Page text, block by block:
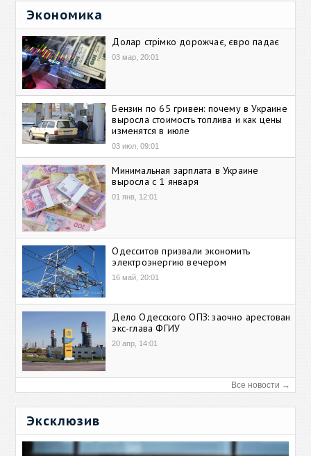
Экономика
Долар стрімко дорожчає, євро падає
03 мар, 20:01
Бензин по 65 гривен: почему в Украине
выросла стоимость топлива и как цены
изменятся в июле
03 июл, 09:01
Минимальная зарплата в Украине
выросла с 1 января
01 янв, 12:01
Одесситов призвали экономить
электроэнергию вечером
16 май, 20:01
Дело Одесского ОПЗ: заочно арестован
экс-глава ФГИУ
20 апр, 14:01
Все новости →
Эксклюзив